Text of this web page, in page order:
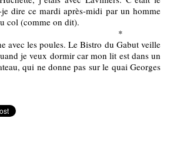
dire ce mardi après-midi par un homme
col (comme on dit).
avec les poules. Le Bistro du Gabut veille
je veux dormir car mon lit est dans un
qui ne donne pas sur le quai Georges